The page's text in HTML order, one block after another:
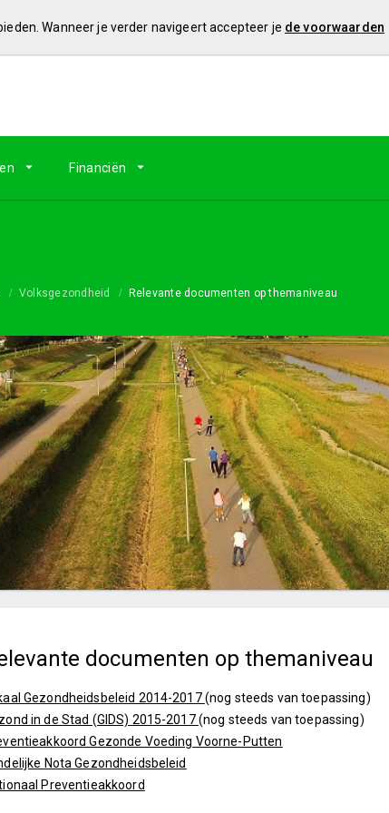
Wanneer je verder navigeert accepteer je de voorwaarden
Financiën
Volksgezondheid Relevante documenten op themaniveau
documenten op themaniveau
Gezondheidsbeleid 2014-2017 (nog steeds van toepassing)
in de Stad (GIDS) 2015-2017 (nog steeds van toepassing)
Gezonde Voeding Voorne-Putten
Nota Gezondheidsbeleid
Preventieakkoord